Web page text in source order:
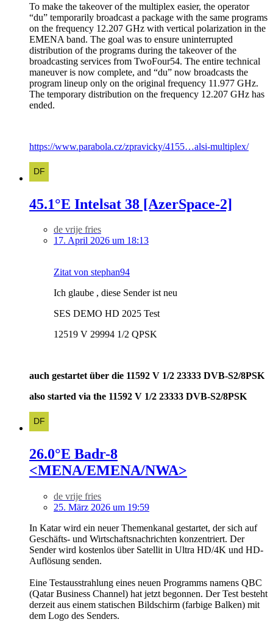
To make the takeover of the multiplex easier, the operator
“du” temporarily broadcast a package with the same programs
on the frequency 12.207 GHz with vertical polarization in the
EMENA band. The goal was to ensure uninterrupted
distribution of the programs during the takeover of the
broadcasting services from TwoFour54. The entire technical
maneuver is now complete, and “du” now broadcasts the
program lineup only on the original frequency 11.977 GHz.
The temporary distribution on the frequency 12.207 GHz has
ended.
https://www.parabola.cz/zpravicky/4155…alsi-multiplex/
45.1°E Intelsat 38 [AzerSpace-2]
de vrije fries
17. April 2026 um 18:13
Zitat von stephan94
Ich glaube , diese Sender ist neu
SES DEMO HD 2025 Test
12519 V 29994 1/2 QPSK
auch gestartet über die 11592 V 1/2 23333 DVB-S2/8PSK
also started via the 11592 V 1/2 23333 DVB-S2/8PSK
26.0°E Badr-8
<MENA/EMENA/NWA>
de vrije fries
25. März 2026 um 19:59
In Katar wird ein neuer Themenkanal gestartet, der sich auf
Geschäfts- und Wirtschaftsnachrichten konzentriert. Der
Sender wird kostenlos über Satellit in Ultra HD/4K und HD-
Auflösung senden.
Eine Testausstrahlung eines neuen Programms namens QBC
(Qatar Business Channel) hat jetzt begonnen. Der Test besteht
derzeit aus einem statischen Bildschirm (farbige Balken) mit
dem Logo des Senders.